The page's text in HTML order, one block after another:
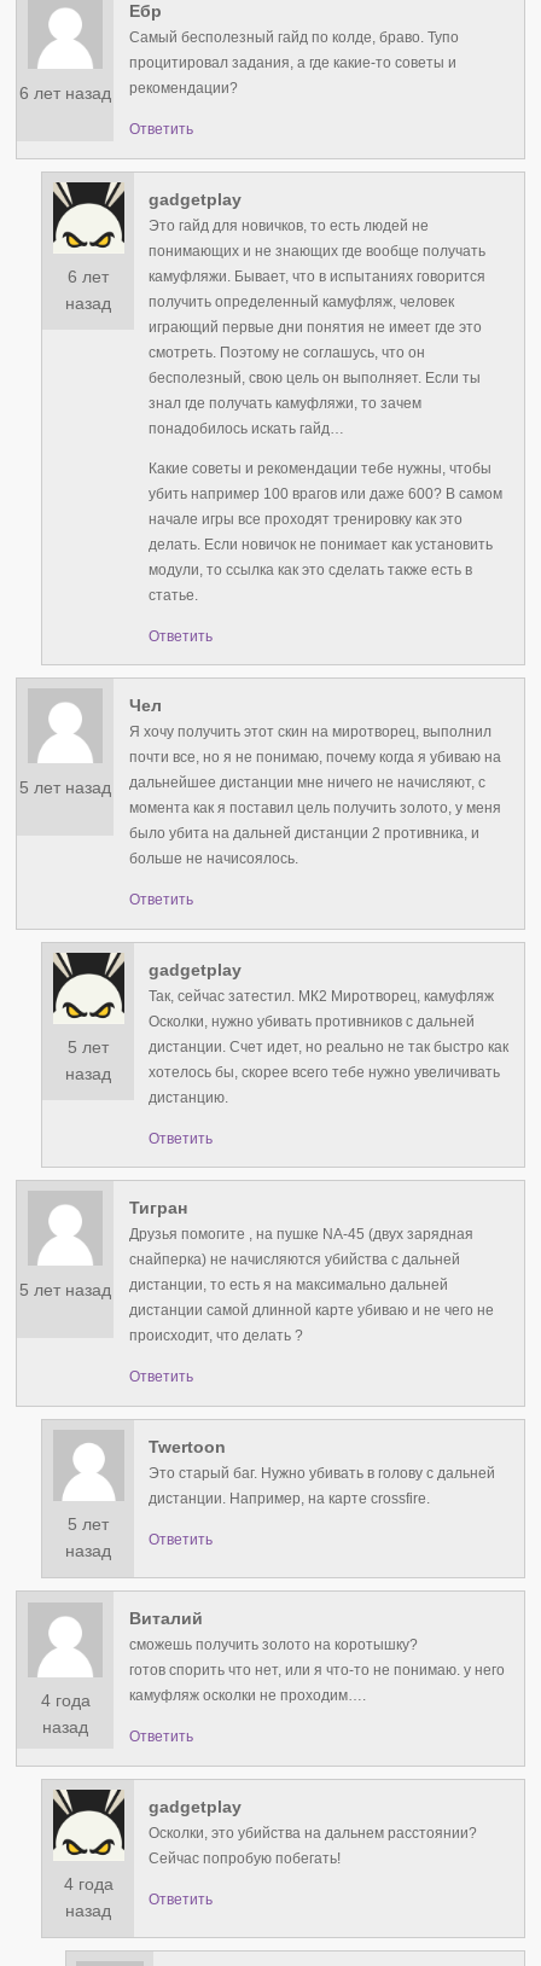
6 лет назад
Ебр
Самый бесполезный гайд по колде, браво. Тупо
процитировал задания, а где какие-то советы и
рекомендации?
Ответить
6 лет
назад
gadgetplay
Это гайд для новичков, то есть людей не
понимающих и не знающих где вообще получать
камуфляжи. Бывает, что в испытаниях говорится
получить определенный камуфляж, человек
играющий первые дни понятия не имеет где это
смотреть. Поэтому не соглашусь, что он
бесполезный, свою цель он выполняет. Если ты
знал где получать камуфляжи, то зачем
понадобилось искать гайд…
Какие советы и рекомендации тебе нужны, чтобы
убить например 100 врагов или даже 600? В самом
начале игры все проходят тренировку как это
делать. Если новичок не понимает как установить
модули, то ссылка как это сделать также есть в
статье.
Ответить
5 лет назад
Чел
Я хочу получить этот скин на миротворец, выполнил
почти все, но я не понимаю, почему когда я убиваю на
дальнейшее дистанции мне ничего не начисляют, с
момента как я поставил цель получить золото, у меня
было убита на дальней дистанции 2 противника, и
больше не начисоялось.
Ответить
5 лет
назад
gadgetplay
Так, сейчас затестил. МК2 Миротворец, камуфляж
Осколки, нужно убивать противников с дальней
дистанции. Счет идет, но реально не так быстро как
хотелось бы, скорее всего тебе нужно увеличивать
дистанцию.
Ответить
5 лет назад
Тигран
Друзья помогите , на пушке NA-45 (двух зарядная
снайперка) не начисляются убийства с дальней
дистанции, то есть я на максимально дальней
дистанции самой длинной карте убиваю и не чего не
происходит, что делать ?
Ответить
5 лет
назад
Twertoon
Это старый баг. Нужно убивать в голову с дальней
дистанции. Например, на карте crossfire.
Ответить
4 года
назад
Виталий
сможешь получить золото на коротышку?
готов спорить что нет, или я что-то не понимаю. у него
камуфляж осколки не проходим….
Ответить
4 года
назад
gadgetplay
Осколки, это убийства на дальнем расстоянии?
Сейчас попробую побегать!
Ответить